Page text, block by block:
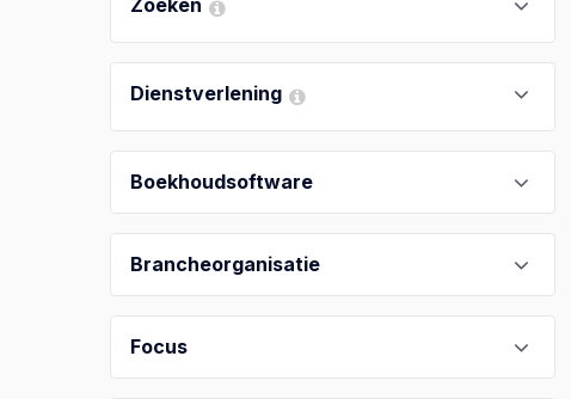
Zoeken
Dienstverlening
Boekhoudsoftware
Brancheorganisatie
Focus